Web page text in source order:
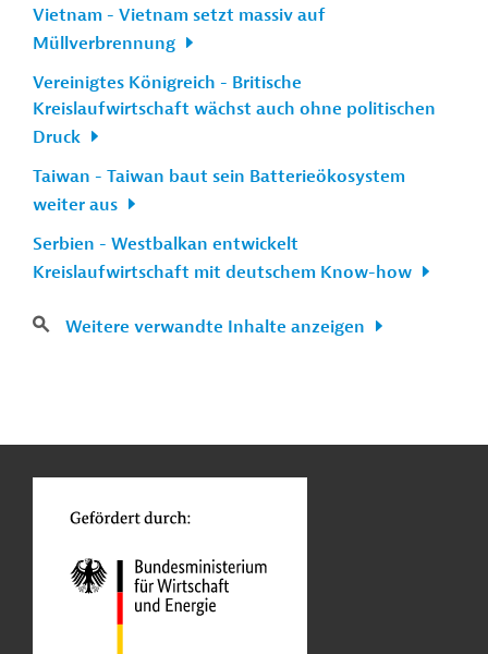
Vietnam - Vietnam setzt massiv auf
Müllverbrennung
Vereinigtes Königreich - Britische
Kreislaufwirtschaft wächst auch ohne politischen
Druck
Taiwan - Taiwan baut sein Batterieökosystem
weiter aus
Serbien - Westbalkan entwickelt
Kreislaufwirtschaft mit deutschem Know-how
Weitere verwandte Inhalte anzeigen